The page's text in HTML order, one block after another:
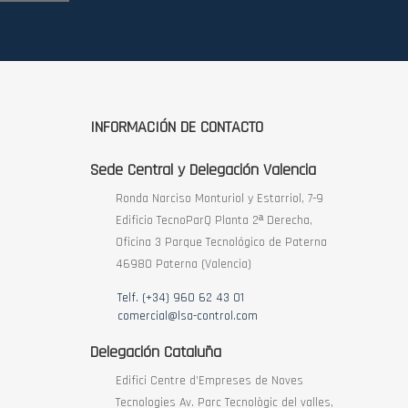
INFORMACIÓN DE CONTACTO
Sede Central y Delegación Valencia
Ronda Narciso Monturiol y Estarriol, 7-9
Edificio TecnoParQ Planta 2ª Derecha,
Oficina 3 Parque Tecnológico de Paterna
46980 Paterna (Valencia)
Telf. (+34) 960 62 43 01
comercial@lsa-control.com
Delegación Cataluña
Edifici Centre d’Empreses de Noves
Tecnologies Av. Parc Tecnològic del valles,